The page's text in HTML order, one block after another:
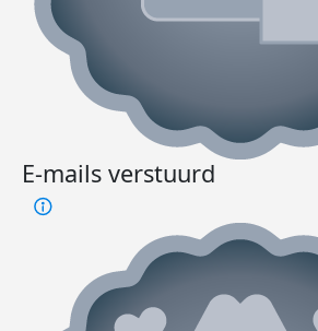
E-mails verstuurd